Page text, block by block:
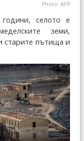
Photo: AFP
селото е
земи,
старите пътища и